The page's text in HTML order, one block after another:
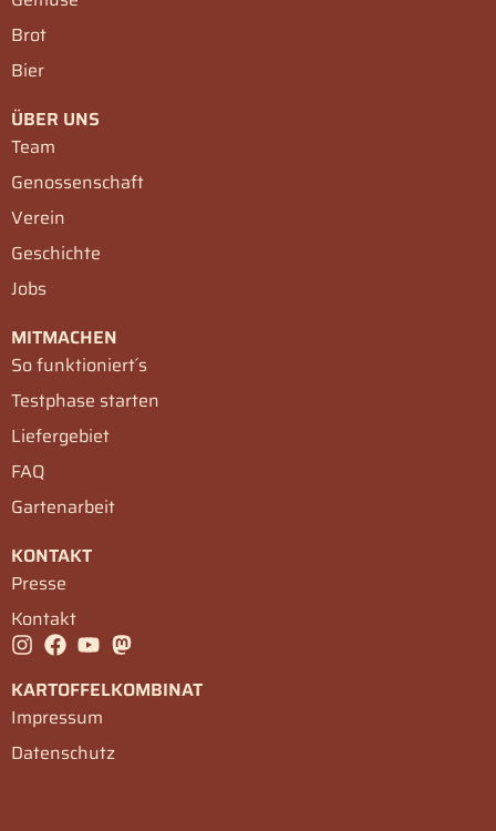
Brot
Bier
ÜBER UNS
Team
Genossenschaft
Verein
Geschichte
Jobs
MITMACHEN
So funktioniert´s
Testphase starten
Liefergebiet
FAQ
Gartenarbeit
KONTAKT
Presse
Kontakt
KARTOFFELKOMBINAT
Impressum
Datenschutz